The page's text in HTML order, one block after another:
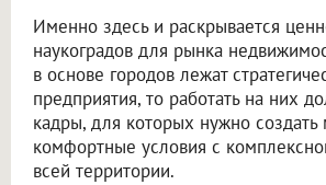
Именно здесь и раскрывается
наукоградов для рынка
в основе городов лежат
предприятия, то работать на них
кадры, для которых нужно создать
комфортные условия с
всей территории.